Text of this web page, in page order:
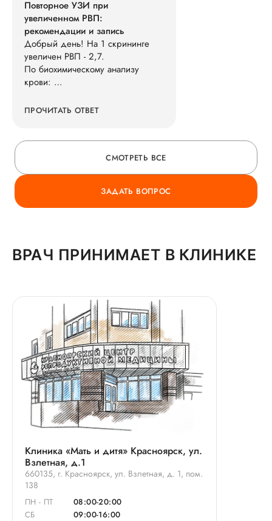
Повторное УЗИ при
увеличенном РВП:
рекомендации и запись
Добрый день! На 1 скрининге
увеличен РВП - 2,7.
По биохимическому анализу
крови:
ХГЧ 0.87 МОМ
УЗИ, и можно ли это сделать в
ПРОЧИТАТЬ ОТВЕТ
СМОТРЕТЬ ВСЕ
ЗАДАТЬ ВОПРОС
ВРАЧ ПРИНИМАЕТ В КЛИНИКЕ
Клиника «Мать и дитя» Красноярск, ул.
Взлетная, д.1
660135, г. Красноярск, ул. Взлетная, д. 1, пом.
138
ПН - ПТ
08:00-20:00
СБ
09:00-16:00